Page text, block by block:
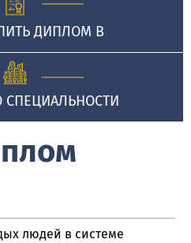
ДИПЛОМ В
людей в системе